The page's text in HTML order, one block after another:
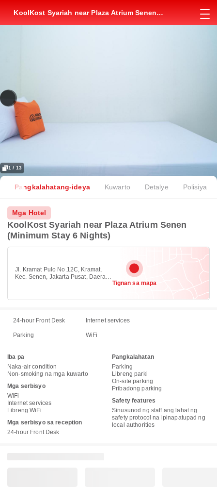
KoolKost Syariah near Plaza Atrium Senen
1 / 13
Pangkalahatang-ideya Kuwarto Detalye Polisiya
Mga Hotel
KoolKost Syariah near Plaza Atrium Senen
(Minimum Stay 6 Nights)
Jl. Kramat Pulo No.12C, Kramat,
Kec. Senen, Jakarta Pusat, Daerah
Tignan sa mapa
24-hour Front Desk Internet services
Parking WiFi
Iba pa
Naka-air condition
Non-smoking na mga kuwarto
Mga serbisyo
WiFi
Internet services
Libreng WiFi
Mga serbisyo sa reception
24-hour Front Desk
Pangkalahatan
Parking
Libreng parki
On-site parking
Pribadong parking
Safety features
Sinusunod ng staff ang lahat ng
safety protocol na ipinapatupad ng
local authorities